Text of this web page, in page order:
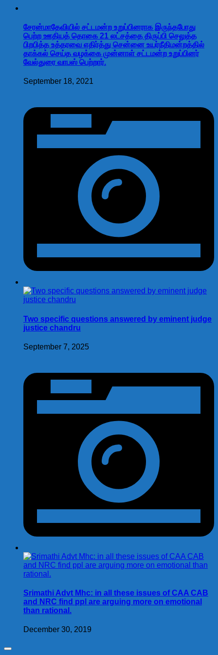
சேரன்மாதேவியில் சட்டமன்ற உறுப்பினராக இருந்தபோது
பெற்ற ஊதியத் தொகை 21 லட்சத்தை திருப்பி செலுத்த
பிறபித்த உத்தரவை எதிர்த்து சென்னை உயர்நீதிமன்றத்தில்
தாக்கல் செய்த வழக்கை முன்னாள் சட்டமன்ற உறுப்பினர்
வேல்துரை வாபஸ் பெற்றார்.
September 18, 2021
Two specific questions answered by eminent judge
justice chandru
September 7, 2025
Srimathi Advt Mhc: in all these issues of CAA CAB
and NRC find ppl are arguing more on emotional
than rational.
December 30, 2019